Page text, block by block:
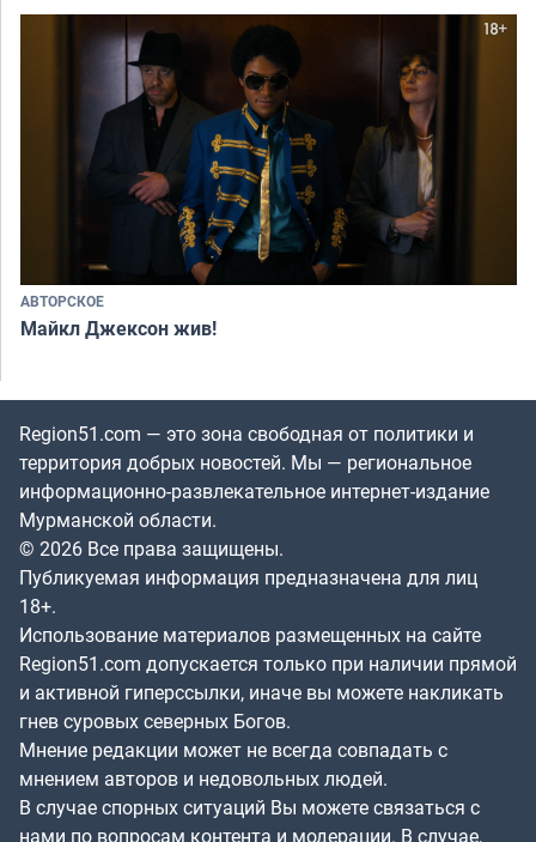
АВТОРСКОЕ
Майкл Джексон жив!
Region51.com — это зона свободная от политики и
территория добрых новостей. Мы — региональное
информационно-развлекательное интернет-издание
Мурманской области.
© 2026 Все права защищены.
Публикуемая информация предназначена для лиц
18+.
Использование материалов размещенных на сайте
Region51.com допускается только при наличии прямой
и активной гиперссылки, иначе вы можете накликать
гнев суровых северных Богов.
Мнение редакции может не всегда совпадать с
мнением авторов и недовольных людей.
В случае спорных ситуаций Вы можете связаться с
нами по вопросам контента и модерации. В случае,